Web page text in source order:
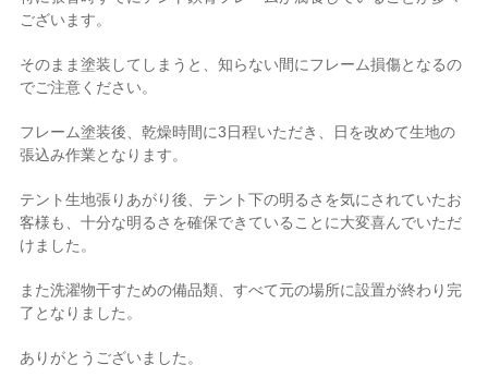
ございます。
そのまま塗装してしまうと、知らない間にフレーム損傷となるの
でご注意ください。
フレーム塗装後、乾燥時間に3日程いただき、日を改めて生地の
張込み作業となります。
テント生地張りあがり後、テント下の明るさを気にされていたお
客様も、十分な明るさを確保できていることに大変喜んでいただ
けました。
また洗濯物干すための備品類、すべて元の場所に設置が終わり完
了となりました。
ありがとうございました。